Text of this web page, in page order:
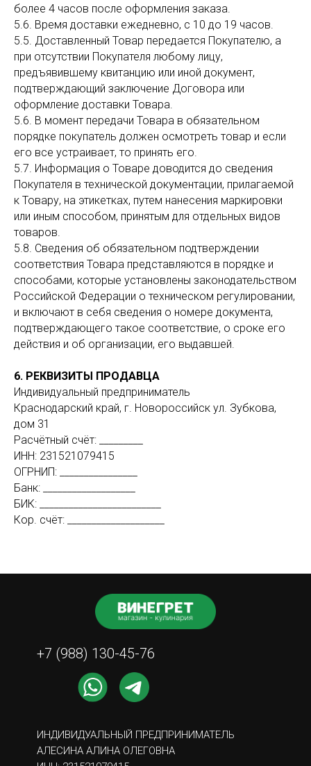
более 4 часов после оформления заказа.
5.6. Время доставки ежедневно, с 10 до 19 часов.
5.5. Доставленный Товар передается Покупателю, а
при отсутствии Покупателя любому лицу,
предъявившему квитанцию или иной документ,
подтверждающий заключение Договора или
оформление доставки Товара.
5.6. В момент передачи Товара в обязательном
порядке покупатель должен осмотреть товар и если
его все устраивает, то принять его.
5.7. Информация о Товаре доводится до сведения
Покупателя в технической документации, прилагаемой
к Товару, на этикетках, путем нанесения маркировки
или иным способом, принятым для отдельных видов
товаров.
5.8. Сведения об обязательном подтверждении
соответствия Товара представляются в порядке и
способами, которые установлены законодательством
Российской Федерации о техническом регулировании,
и включают в себя сведения о номере документа,
подтверждающего такое соответствие, о сроке его
действия и об организации, его выдавшей.
6. РЕКВИЗИТЫ ПРОДАВЦА
Индивидуальный предприниматель
Краснодарский край, г. Новороссийск ул. Зубкова,
дом 31
Расчётный счёт: _________
ИНН: 231521079415
ОГРНИП: ________________
Банк: ___________________
БИК: _________________________
Кор. счёт: ____________________
+7 (988) 130-45-76
ИНДИВИДУАЛЬНЫЙ ПРЕДПРИНИМАТЕЛЬ
АЛЕСИНА АЛИНА ОЛЕГОВНА